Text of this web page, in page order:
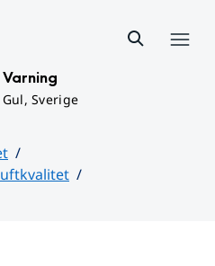
Varning
Gul, Sverige